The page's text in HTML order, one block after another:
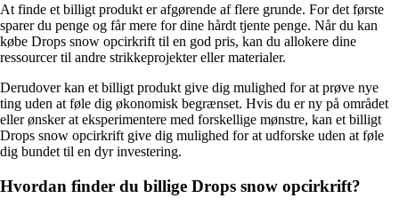
At finde et billigt produkt er afgørende af flere grunde. For det første
sparer du penge og får mere for dine hårdt tjente penge. Når du kan
købe Drops snow opcirkrift til en god pris, kan du allokere dine
ressourcer til andre strikkeprojekter eller materialer.
Derudover kan et billigt produkt give dig mulighed for at prøve nye
ting uden at føle dig økonomisk begrænset. Hvis du er ny på området
eller ønsker at eksperimentere med forskellige mønstre, kan et billigt
Drops snow opcirkrift give dig mulighed for at udforske uden at føle
dig bundet til en dyr investering.
Hvordan finder du billige Drops snow opcirkrift?